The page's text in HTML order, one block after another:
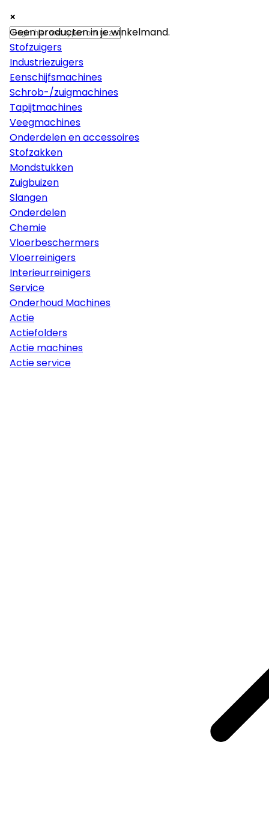
×
Machines
Stofzuigers
Industriezuigers
Eenschijfsmachines
Schrob-/zuigmachines
Tapijtmachines
Veegmachines
Onderdelen en accessoires
Stofzakken
Mondstukken
Zuigbuizen
Slangen
Onderdelen
Chemie
Vloerbeschermers
Vloerreinigers
Interieurreinigers
Service
Onderhoud Machines
Actie
Actiefolders
Actie machines
Actie service
×
×
Geen producten in je winkelmand.